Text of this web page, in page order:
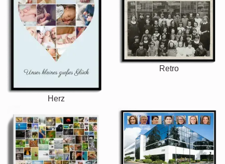
Herz
Retro